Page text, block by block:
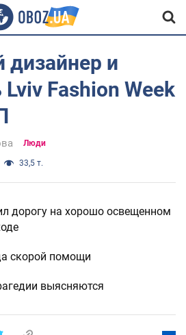
дизайнер и
Fashion Week
Люди
33,5 т.
дорогу на хорошо освещенном
скорой помощи
выясняются